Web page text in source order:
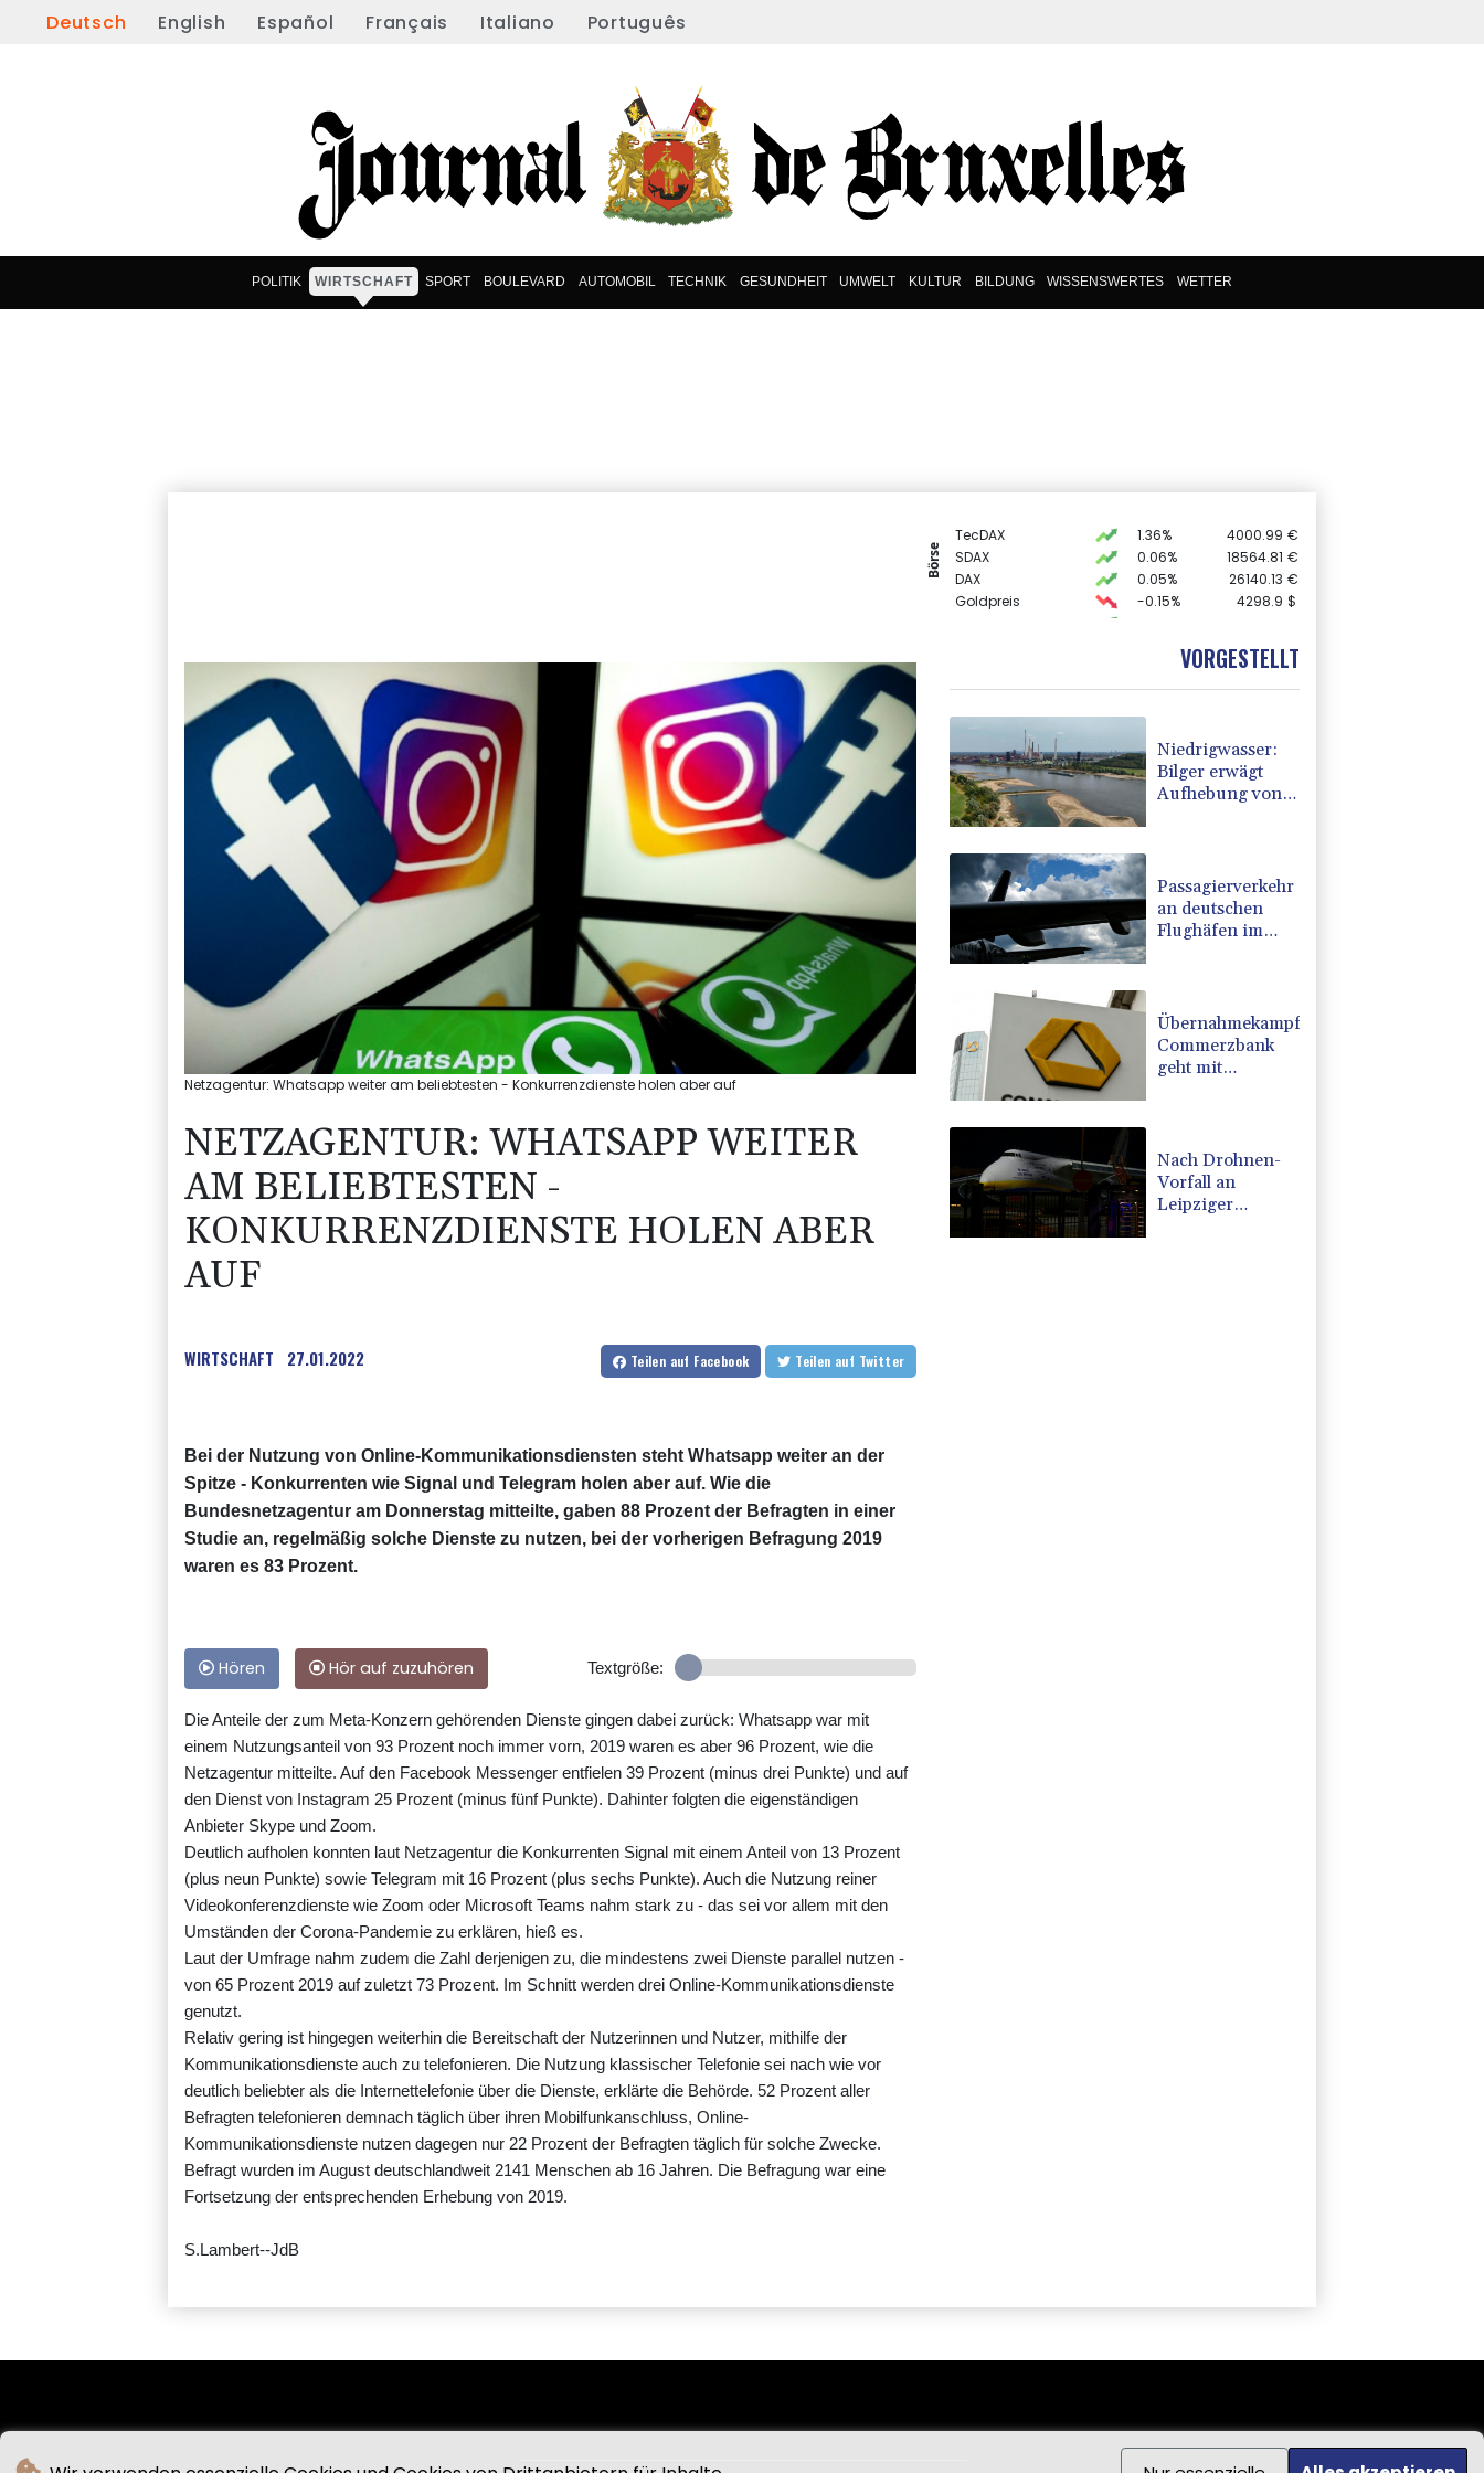
Deutsch English Español Français Italiano Português
POLITIK WIRTSCHAFT SPORT BOULEVARD AUTOMOBIL TECHNIK GESUNDHEIT UMWELT KULTUR BILDUNG WISSENSWERTES WETTER
Börse
TecDAX 1.36% 4000.99 €
SDAX
0.06% 18564.81 €
DAX
0.05% 26140.13 €
Goldpreis
-0.15% 4298.9 $
6502.56 €
-0.28% 1.1523 $
Netzagentur: Whatsapp weiter am beliebtesten - Konkurrenzdienste holen aber auf
NETZAGENTUR: WHATSAPP WEITER
AM BELIEBTESTEN -
KONKURRENZDIENSTE HOLEN ABER
AUF
WIRTSCHAFT 27.01.2022 Teilen auf Facebook Teilen auf Twitter
Bei der Nutzung von Online-Kommunikationsdiensten steht Whatsapp weiter an der
Spitze - Konkurrenten wie Signal und Telegram holen aber auf. Wie die
Bundesnetzagentur am Donnerstag mitteilte, gaben 88 Prozent der Befragten in einer
Studie an, regelmäßig solche Dienste zu nutzen, bei der vorherigen Befragung 2019
waren es 83 Prozent.
Hören Hör auf zuzuhören Textgröße:
Die Anteile der zum Meta-Konzern gehörenden Dienste gingen dabei zurück: Whatsapp war mit
einem Nutzungsanteil von 93 Prozent noch immer vorn, 2019 waren es aber 96 Prozent, wie die
Netzagentur mitteilte. Auf den Facebook Messenger entfielen 39 Prozent (minus drei Punkte) und auf
den Dienst von Instagram 25 Prozent (minus fünf Punkte). Dahinter folgten die eigenständigen
Anbieter Skype und Zoom.
Deutlich aufholen konnten laut Netzagentur die Konkurrenten Signal mit einem Anteil von 13 Prozent
(plus neun Punkte) sowie Telegram mit 16 Prozent (plus sechs Punkte). Auch die Nutzung reiner
Videokonferenzdienste wie Zoom oder Microsoft Teams nahm stark zu - das sei vor allem mit den
Umständen der Corona-Pandemie zu erklären, hieß es.
Laut der Umfrage nahm zudem die Zahl derjenigen zu, die mindestens zwei Dienste parallel nutzen -
von 65 Prozent 2019 auf zuletzt 73 Prozent. Im Schnitt werden drei Online-Kommunikationsdienste
genutzt.
Relativ gering ist hingegen weiterhin die Bereitschaft der Nutzerinnen und Nutzer, mithilfe der
Kommunikationsdienste auch zu telefonieren. Die Nutzung klassischer Telefonie sei nach wie vor
deutlich beliebter als die Internettelefonie über die Dienste, erklärte die Behörde. 52 Prozent aller
Befragten telefonieren demnach täglich über ihren Mobilfunkanschluss, Online-
Kommunikationsdienste nutzen dagegen nur 22 Prozent der Befragten täglich für solche Zwecke.
Befragt wurden im August deutschlandweit 2141 Menschen ab 16 Jahren. Die Befragung war eine
Fortsetzung der entsprechenden Erhebung von 2019.
S.Lambert--JdB
VORGESTELLT
Niedrigwasser:
Bilger erwägt
Aufhebung von
Passagierverkehr
an deutschen
Flughäfen im
Übernahmekampf:
Commerzbank
geht mit
Nach Drohnen-
Vorfall an
Leipziger